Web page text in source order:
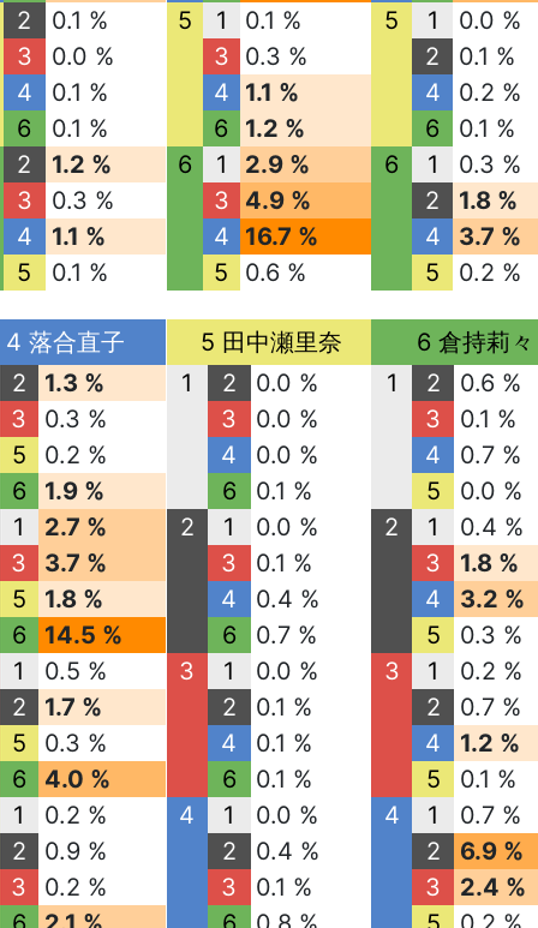
2
0.1 %
3
0.0 %
4
0.1 %
6
0.1 %
2
1.2 %
3
0.3 %
4
1.1 %
5
0.1 %
5
1
0.1 %
3
0.3 %
4
1.1 %
6
1.2 %
6
1
2.9 %
3
4.9 %
4
16.7 %
5
0.6 %
5
1
0.0 %
2
0.1 %
4
0.2 %
6
0.1 %
6
1
0.3 %
2
1.8 %
4
3.7 %
5
0.2 %
4 落合直子
2
1.3 %
3
0.3 %
5
0.2 %
6
1.9 %
1
2.7 %
3
3.7 %
5
1.8 %
6
14.5 %
1
0.5 %
2
1.7 %
5
0.3 %
6
4.0 %
1
0.2 %
2
0.9 %
3
0.2 %
5 田中瀬里奈
1
2
0.0 %
3
0.0 %
4
0.0 %
6
0.1 %
2
1
0.0 %
3
0.1 %
4
0.4 %
6
0.7 %
3
1
0.0 %
2
0.1 %
4
0.1 %
6
0.1 %
4
1
0.0 %
2
0.4 %
3
0.1 %
6 倉持莉々
1
2
0.6 %
3
0.1 %
4
0.7 %
5
0.0 %
2
1
0.4 %
3
1.8 %
4
3.2 %
5
0.3 %
3
1
0.2 %
2
0.7 %
4
1.2 %
5
0.1 %
4
1
0.7 %
2
6.9 %
3
2.4 %